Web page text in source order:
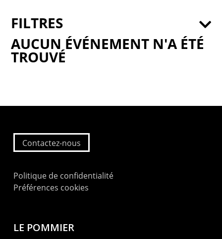
AUCUN ÉVÉNEMENT N'A ÉTÉ
TROUVÉ
FILTRES
Contactez-nous
Politique de confidentialité
Préférences cookies
LE POMMIER